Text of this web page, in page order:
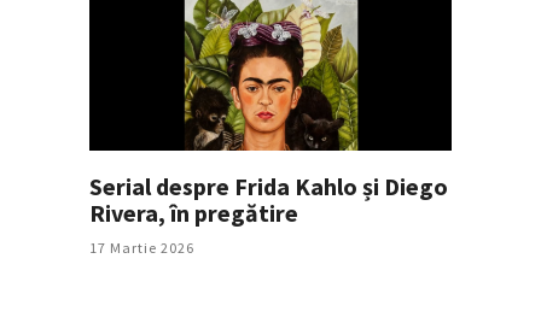
Serial despre Frida Kahlo și Diego
Rivera, în pregătire
17 Martie 2026